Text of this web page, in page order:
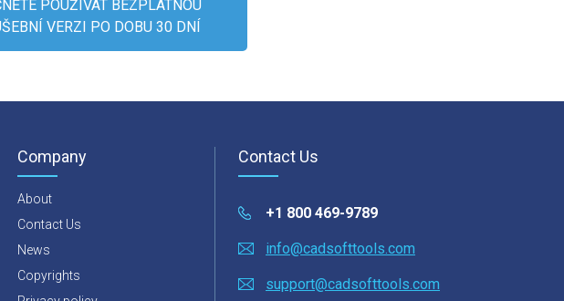
POUŽÍVAT BEZPLATNOU
VERZI PO DOBU 30 DNÍ
Company
About
Contact Us
News
Copyrights
Contact Us
+1 800 469-9789
info@cadsofttools.com
support@cadsofttools.com